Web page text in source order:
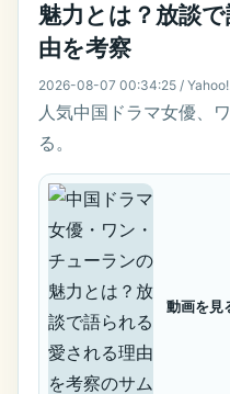
魅力とは？放談
由を考察
2026-08-07 00:34:25 / Yahoo!
人気中国ドラマ女優、
る。
動画を見